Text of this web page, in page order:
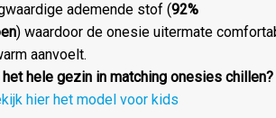
ademende stof (92%
) waardoor de onesie uitermate
aanvoelt.
het hele gezin in matching onesies chillen?
hier het model voor kids